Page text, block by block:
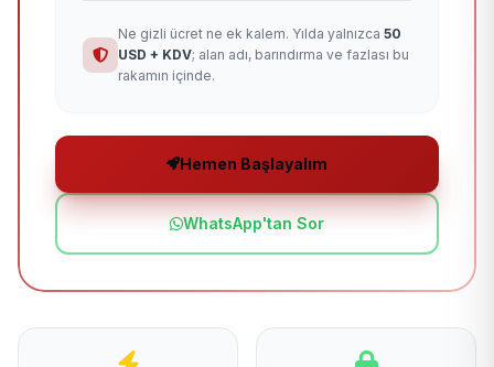
Ne gizli ücret ne ek kalem. Yılda yalnızca 50
USD + KDV; alan adı, barındırma ve fazlası bu
rakamın içinde.
Hemen Başlayalım
WhatsApp'tan Sor